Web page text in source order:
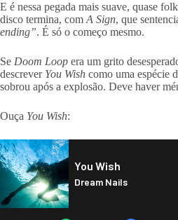
E é nessa pegada mais suave, quase
disco termina, com A Sign, que
ending”. É só o começo mesmo.
Se Doom Loop era um grito
descrever You Wish como uma espécie
sobrou após a explosão. Deve haver
Ouça You Wish: